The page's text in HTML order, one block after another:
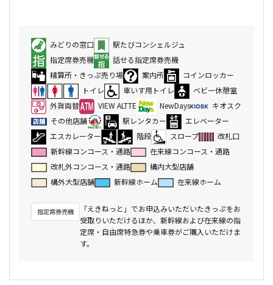
みどりの窓口
駅たびコンシェルジュ
指定席券売機
話せる指定席券売機
精算所・きっぷ売り場
案内所
コインロッカー
トイレ
車いす用トイレ
ベビー休憩室
外貨両替
VIEW ALTTE NewDays
キオスク
その他店舗
駅レンタカー
エレベーター
エスカレーター
階段 スロープ
改札口
新幹線コンコース・通路
在来線コンコース・通路
改札外コンコース・通路
構内大型店舗
構外大型店舗
新幹線ホーム 在来線ホーム
「えきねっと」でお申込みいただいたきっぷをお
受取りいただけるほか、新幹線および在来線の指
定席・自由席特急券や乗車券がご購入いただけま
す。